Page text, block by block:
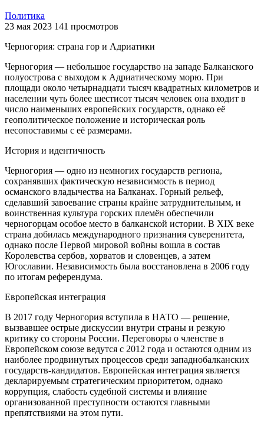
Политика
23 мая 2023 141 просмотров
Черногория: страна гор и Адриатики
Черногория — небольшое государство на западе Балканского
полуострова с выходом к Адриатическому морю. При
площади около четырнадцати тысяч квадратных километров и
населении чуть более шестисот тысяч человек она входит в
число наименьших европейских государств, однако её
геополитическое положение и историческая роль
несопоставимы с её размерами.
История и идентичность
Черногория — одно из немногих государств региона,
сохранявших фактическую независимость в период
османского владычества на Балканах. Горный рельеф,
сделавший завоевание страны крайне затруднительным, и
воинственная культура горских племён обеспечили
черногорцам особое место в балканской истории. В XIX веке
страна добилась международного признания суверенитета,
однако после Первой мировой войны вошла в состав
Королевства сербов, хорватов и словенцев, а затем
Югославии. Независимость была восстановлена в 2006 году
по итогам референдума.
Европейская интеграция
В 2017 году Черногория вступила в НАТО — решение,
вызвавшее острые дискуссии внутри страны и резкую
критику со стороны России. Переговоры о членстве в
Европейском союзе ведутся с 2012 года и остаются одним из
наиболее продвинутых процессов среди западнобалканских
государств-кандидатов. Европейская интеграция является
декларируемым стратегическим приоритетом, однако
коррупция, слабость судебной системы и влияние
организованной преступности остаются главными
препятствиями на этом пути.